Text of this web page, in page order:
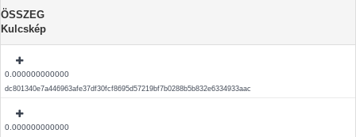
ÖSSZEG
Kulcskép
0.000000000000
dc801340e7a446963afe37df30fcf8695d57219bf7b0288b5b832e6334933aac
0.000000000000